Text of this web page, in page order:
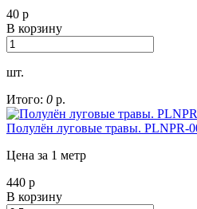
40 р
В корзину
шт.
Итого: 0 р.
Полулён луговые травы. PLNPR-
Цена за 1 метр
440 р
В корзину